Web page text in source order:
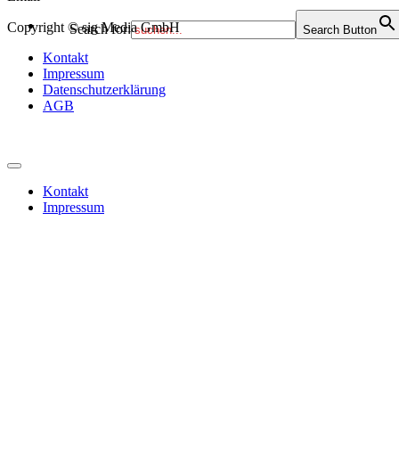
Search for: Search Button
Copyright © sig Media GmbH
Kontakt
Impressum
Datenschutzerklärung
AGB
Kontakt
Impressum